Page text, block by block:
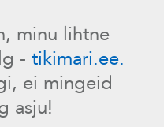
minu lihtne
- tikimari.ee.
ei mingeid
asju!